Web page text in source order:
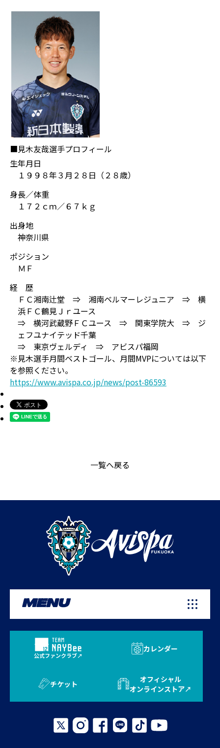
■見木友哉選手プロフィール
生年月日
１９９８年３月２８日（２８歳）
身長／体重
１７２ｃｍ／６７ｋｇ
出身地
神奈川県
ポジション
ＭＦ
経 歴
ＦＣ湘南辻堂 ⇒ 湘南ベルマーレジュニア ⇒ 横
浜ＦＣ鶴見Ｊｒユース
⇒ 横河武蔵野ＦＣユース ⇒ 関東学院大 ⇒ ジ
ェフユナイテッド千葉
⇒ 東京ヴェルディ ⇒ アビスパ福岡
※見木選手月間ベストゴール、月間MVPについては以下
を参照ください。
https://www.avispa.co.jp/news/post-86593
一覧へ戻る
MENU
公式ファンクラブ
カレンダー
チケット
オフィシャル
オンラインストア